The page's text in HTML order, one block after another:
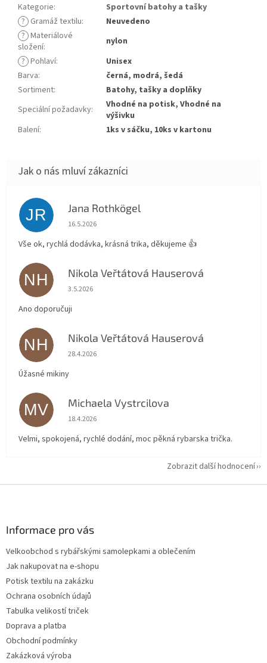
Kategorie:
Sportovní batohy a tašky
? Gramáž textilu:
Neuvedeno
? Materiálové
složení:
nylon
? Pohlaví:
Unisex
Barva:
černá, modrá, šedá
Sortiment:
Batohy, tašky a doplňky
Speciální požadavky:
Vhodné na potisk, Vhodné na
výšivku
Balení: 1ks v sáčku, 10ks v kartonu
JR Jana Rothkögel
Hodnocení obchodu je 5 z 5 hvězdiček.
16.5.2026
Vše ok, rychlá dodávka, krásná trika, děkujeme 👍
NH Nikola Veřtátová Hauserová
Hodnocení obchodu je 5 z 5 hvězdiček.
3.5.2026
Ano doporučuji
NH Nikola Veřtátová Hauserová
Hodnocení obchodu je 5 z 5 hvězdiček.
28.4.2026
Úžasné mikiny
MV Michaela Vystrcilova
Hodnocení obchodu je 5 z 5 hvězdiček.
18.4.2026
Velmi, spokojená, rychlé dodání, moc pěkná rybarska trička.
Zobrazit další hodnocení
Informace pro vás
Velkoobchod s rybářskými samolepkami a oblečením
Jak nakupovat na e-shopu
Potisk textilu na zakázku
Ochrana osobních údajů
Tabulka velikostí triček
Doprava a platba
Obchodní podmínky
Zakázková výroba